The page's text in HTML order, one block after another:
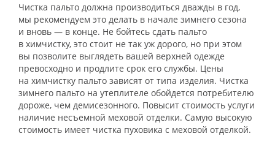
Чистка пальто должна производиться дважды в год,
мы рекомендуем это делать в начале зимнего сезона
и вновь — в конце. Не бойтесь сдать пальто
в химчистку, это стоит не так уж дорого, но при этом
вы позволите выглядеть вашей верхней одежде
превосходно и продлите срок его службы. Цены
на химчистку пальто зависят от типа изделия. Чистка
зимнего пальто на утеплителе обойдется потребителю
дороже, чем демисезонного. Повысит стоимость услуги
наличие несъемной меховой отделки. Самую высокую
стоимость имеет чистка пуховика с меховой отделкой.